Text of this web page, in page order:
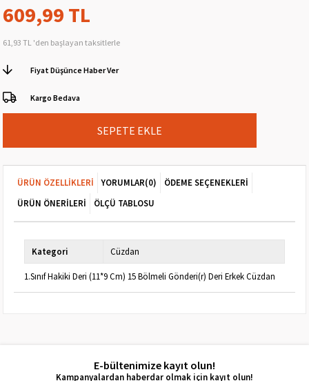
609,99 TL
61,93 TL 'den başlayan taksitlerle
Fiyat Düşünce Haber Ver
Kargo Bedava
ÜRÜN ÖZELLIKLERI YORUMLAR(0)
ÖDEME SEÇENEKLERI
ÜRÜN ÖNERILERI
ÖLÇÜ TABLOSU
Kategori Cüzdan
1.Sınıf Hakiki Deri (11*9 Cm) 15 Bölmeli Gönderi(r) Deri Erkek Cüzdan
E-bültenimize kayıt olun!